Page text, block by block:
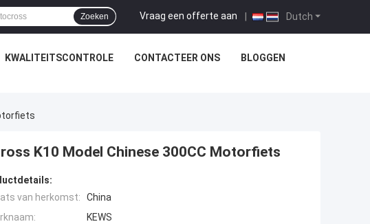
Dutch
Vraag een offerte aan |
Zoeken
KWALITEITSCONTROLE CONTACTEER ONS BLOGGEN
K10 Model Chinese 300CC Motorfiets
van herkomst:
China
KEWS